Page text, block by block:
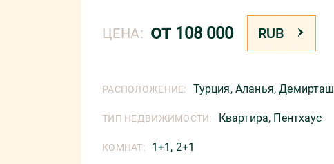
ЦЕНА: от 108 000 RUB
РАСПОЛОЖЕНИЕ: Турция, Аланья,Демирташ
ТИП НЕДВИЖИМОСТИ: Квартира, Пентхаус
КОМНАТ: 1+1, 2+1